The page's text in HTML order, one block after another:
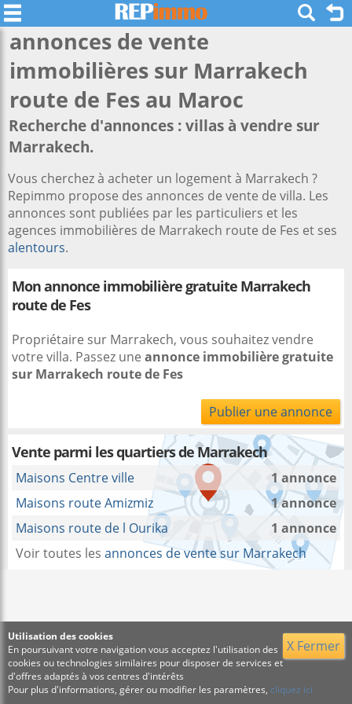
annonces de vente
immobilières sur Marrakech
route de Fes au Maroc
Recherche d'annonces : villas à vendre sur
Marrakech.
Vous cherchez à acheter un logement à Marrakech ?
Repimmo propose des annonces de vente de villa. Les
annonces sont publiées par les particuliers et les
agences immobilières de Marrakech route de Fes et ses
alentours.
Mon annonce immobilière gratuite Marrakech
route de Fes
Propriétaire sur Marrakech, vous souhaitez vendre
votre villa. Passez une annonce immobilière gratuite
sur Marrakech route de Fes
Publier une annonce
Vente parmi les quartiers de Marrakech
Maisons Centre ville
1 annonce
Maisons route Amizmiz
1 annonce
Maisons route de l Ourika
1 annonce
Voir toutes les annonces de vente sur Marrakech
X Fermer
Utilisation des cookies
En poursuivant votre navigation vous acceptez l'utilisation des
cookies ou technologies similaires pour disposer de services et
d'offres adaptés à vos centres d'intérêts
Pour plus d'informations, gérer ou modifier les paramètres, cliquez ici